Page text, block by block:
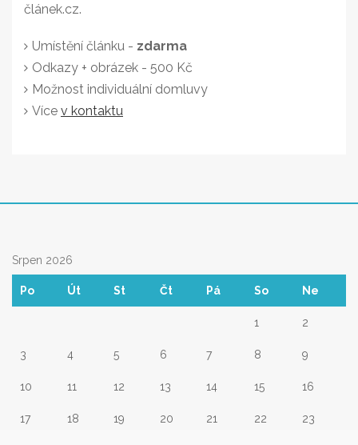
článek.cz.
Umístění článku - zdarma
Odkazy + obrázek - 500 Kč
Možnost individuální domluvy
Více v kontaktu
Srpen 2026
Po Út St Čt Pá So Ne
1 2
3 4 5 6 7 8 9
10 11 12 13 14 15 16
17 18 19 20 21 22 23